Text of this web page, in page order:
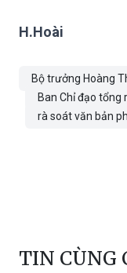
H.Hoài
Bộ trưởng Hoàng
Ban Chỉ đạo tổng
rà soát văn bản
TIN CÙNG